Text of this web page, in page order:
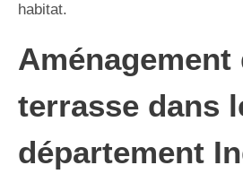
habitat.
Aménagement
terrasse dans
département